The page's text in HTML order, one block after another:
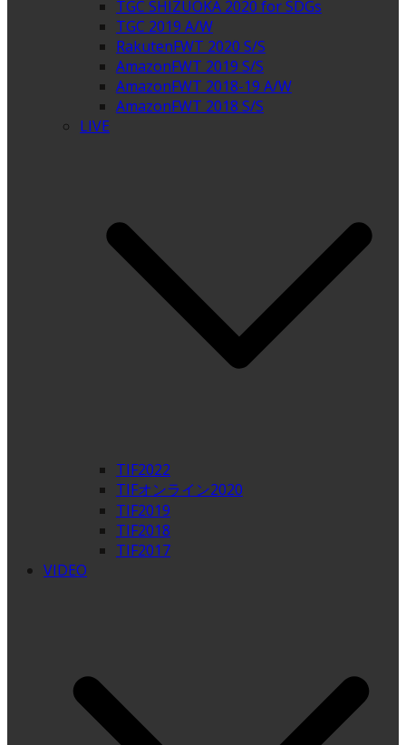
TGC SHIZUOKA 2020 for SDGs
TGC 2019 A/W
RakutenFWT 2020 S/S
AmazonFWT 2019 S/S
AmazonFWT 2018-19 A/W
AmazonFWT 2018 S/S
LIVE
TIF2022
TIFオンライン2020
TIF2019
TIF2018
TIF2017
VIDEO